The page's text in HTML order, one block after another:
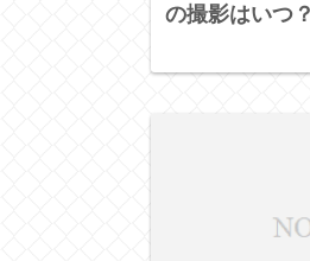
の撮影はいつ？